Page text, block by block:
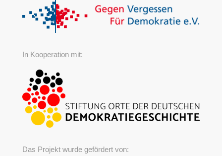
In Kooperation mit:
Das Projekt wurde gefördert von: